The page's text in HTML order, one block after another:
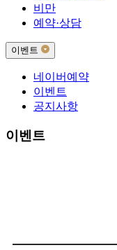
비만
예약·상담
이벤트
네이버예약
이벤트
공지사항
이벤트